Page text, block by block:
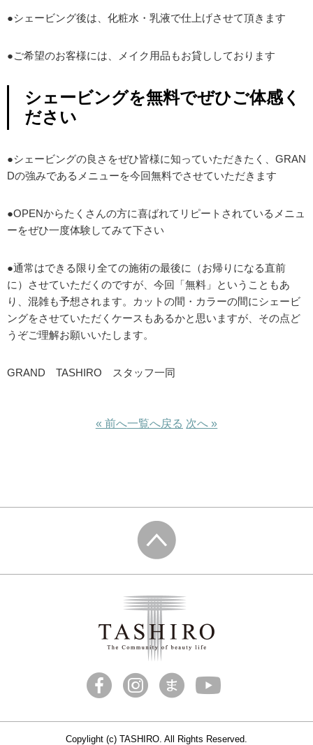
●シェービング後は、化粧水・乳液で仕上げさせて頂きます
●ご希望のお客様には、メイク用品もお貸ししております
シェービングを無料でぜひご体感く
ださい
●シェービングの良さをぜひ皆様に知っていただきたく、GRAN
Dの強みであるメニューを今回無料でさせていただきます
●OPENからたくさんの方に喜ばれてリピートされているメニュ
ーをぜひ一度体験してみて下さい
●通常はできる限り全ての施術の最後に（お帰りになる直前
に）させていただくのですが、今回「無料」ということもあ
り、混雑も予想されます。カットの間・カラーの間にシェービ
ングをさせていただくケースもあるかと思いますが、その点ど
うぞご理解お願いいたします。
GRAND TASHIRO スタッフ一同
« 前へ一覧へ戻る 次へ »
Copylight (c) TASHIRO. All Rights Reserved.